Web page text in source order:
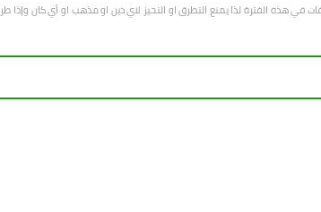
في هذه الفترة لذا يمنع التطرق او التحيز لاي دين او مذهب او أي